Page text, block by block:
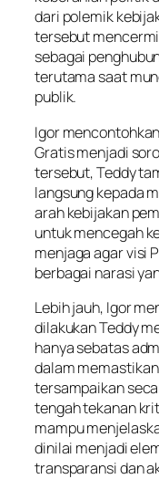
dari polemik
tersebut
sebagai
terutama saat
publik.
Igor
Gratis menjadi
tersebut, Teddy
langsung kepada
arah kebijakan
untuk mencegah
menjaga agar visi
berbagai narasi
Lebih jauh, Igor
dilakukan Teddy
hanya sebatas
dalam
tersampaikan
tengah tekanan
mampu
dinilai menjadi
transparansi dan